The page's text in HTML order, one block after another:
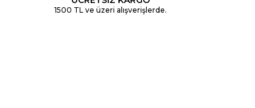
1500 TL ve üzeri alışverişlerde.